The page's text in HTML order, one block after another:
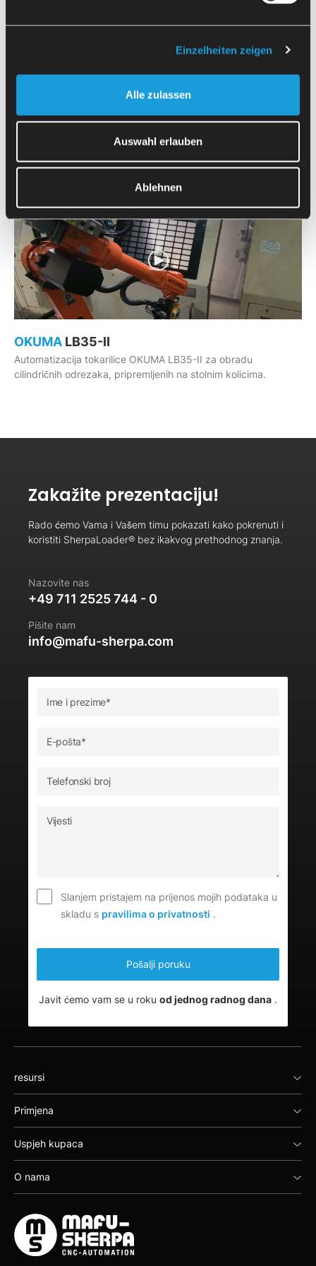
Einzelheiten zeigen
Alle zulassen
Auswahl erlauben
Ablehnen
LB3000 EX
Automatizacija tokarilice OKUMA LB3000 EX za obradu
cilindričnih odrezaka, pripremljenih na stolnim kolicima.
OKUMA LB35-II
Automatizacija tokarilice OKUMA LB35-II za obradu
cilindričnih odrezaka, pripremljenih na stolnim kolicima.
Zakažite prezentaciju!
Rado ćemo Vama i Vašem timu pokazati kako pokrenuti i
koristiti SherpaLoader® bez ikakvog prethodnog znanja.
Nazovite nas
+49 711 2525 744 - 0
Pišite nam
info@mafu-sherpa.com
Slanjem pristajem na prijenos mojih podataka u
skladu s pravilima o privatnosti .
Javit ćemo vam se u roku od jednog radnog dana .
resursi
Primjena
Uspjeh kupaca
O nama